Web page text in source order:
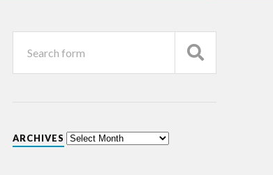
ARCHIVES